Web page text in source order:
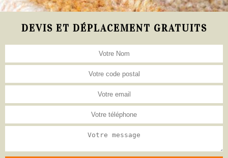
DEVIS ET DÉPLACEMENT GRATUITS